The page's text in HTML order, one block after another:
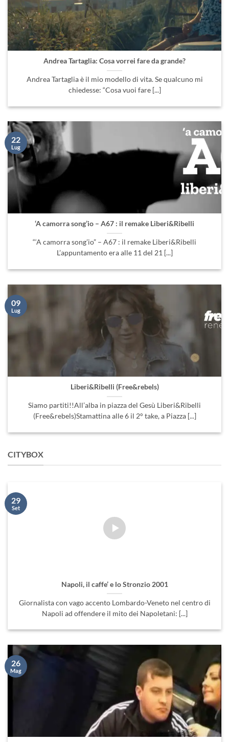
Andrea Tartaglia: Cosa vorrei fare da grande?
Andrea Tartaglia è il mio modello di vita. Se qualcuno mi
chiedesse: “Cosa vuoi fare [...]
‘A camorra song’io – A67 : il remake Liberi&Ribelli
“‘A camorra song’io” – A67 : il remake Liberi&Ribelli
L’appuntamento era alle 11 del 21 [...]
22
Lug
Liberi&Ribelli (Free&rebels)
Siamo partiti!!All’alba in piazza del Gesù Liberi&Ribelli
(Free&rebels)Stamattina alle 6 il 2° take, a Piazza [...]
09
Lug
CITYBOX
Napoli, il caffe’ e lo Stronzio 2001
Giornalista con vago accento Lombardo-Veneto nel centro di
Napoli ad offendere il mito dei Napoletani: [...]
29
Set
26
Mag